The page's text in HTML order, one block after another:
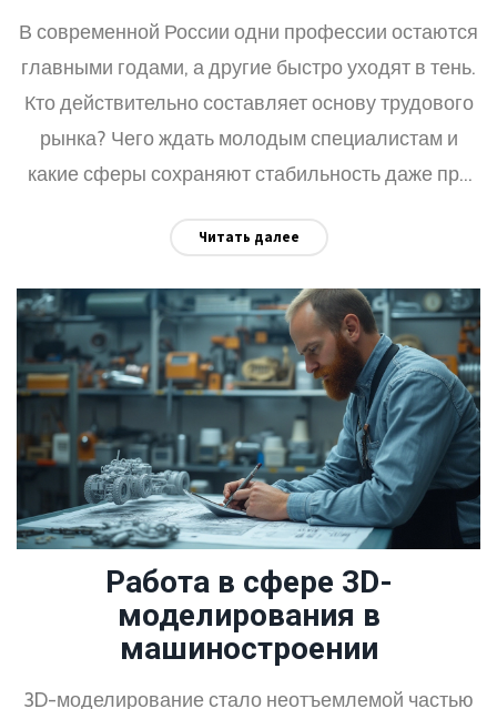
В современной России одни профессии остаются
главными годами, а другие быстро уходят в тень.
Кто действительно составляет основу трудового
рынка? Чего ждать молодым специалистам и
какие сферы сохраняют стабильность даже при
сервисе и неожиданных поворотах карьерных
держится экономика и где искать стабильность.
Читать далее
Работа в сфере 3D-
моделирования в
машиностроении
3D-моделирование стало неотъемлемой частью